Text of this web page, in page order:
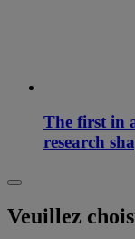
The first in
research
Veuillez